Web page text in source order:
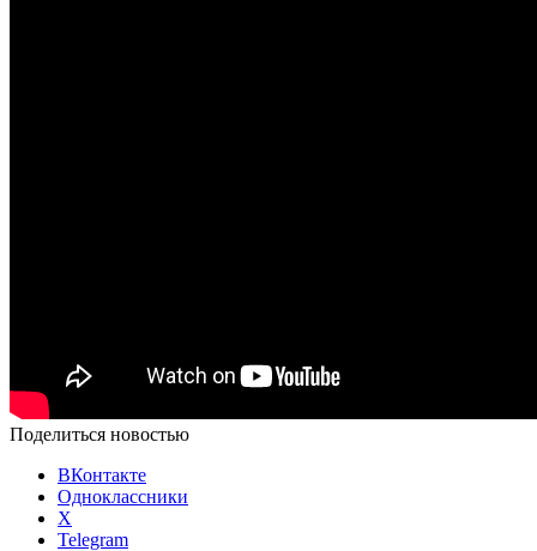
Поделиться новостью
ВКонтакте
Одноклассники
X
Telegram